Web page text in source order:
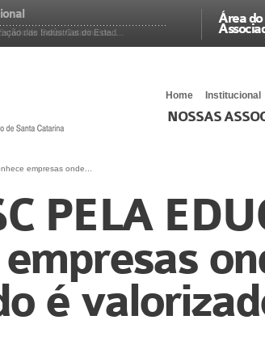
Área do
das Indústrias do Estad...
de Santa Catarina de...
Home Institucional
NOSSAS
empresas onde...
PELA
é